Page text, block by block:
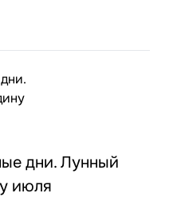
дни. Лунный
июля